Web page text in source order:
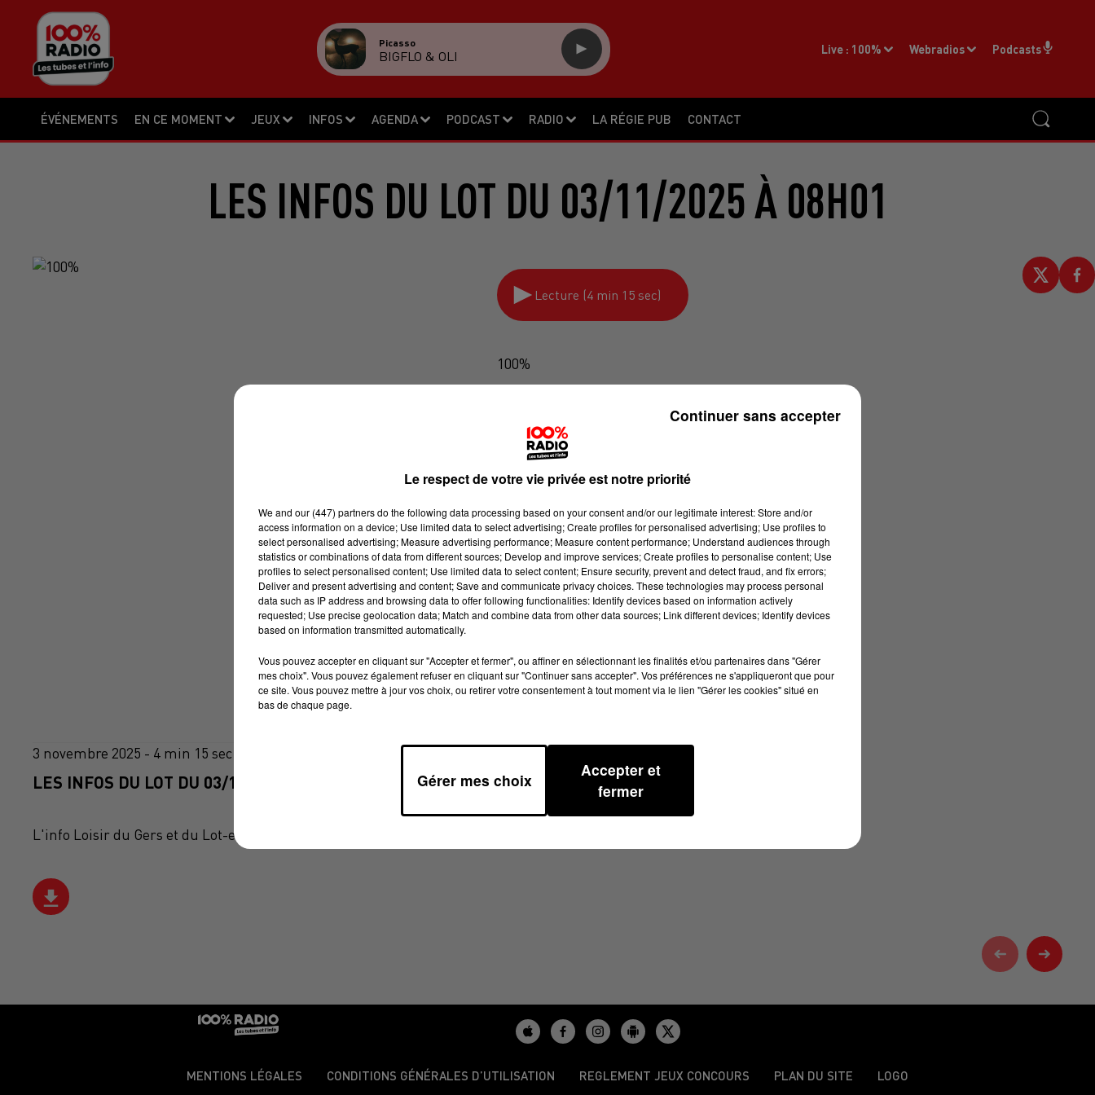
ÉVÉNEMENTS EN CE MOMENT JEUX INFOS AGENDA PODCAST RADIO LA RÉGIE PUB CONTACT
Live : 100% Webradios Podcasts
Picasso
BIGFLO & OLI
LES INFOS DU LOT DU 03/11/2025 À 08H01
Lecture (4 min 15 sec)
100%
3 novembre 2025 - 4 min 15 sec
LES INFOS DU LOT DU 03/11/2025 À 08H01
L'info Loisir du Gers et du Lot-et-Garonne du 03/11/2025
MENTIONS LÉGALES CONDITIONS GÉNÉRALES D’UTILISATION REGLEMENT JEUX CONCOURS PLAN DU SITE LOGO
Le respect de votre vie privée est notre priorité
We and our (447) partnersdo the following data processing based on your consent and/or our legitimate interest: Store and/or
access information on a device; Use limited data to select advertising; Create profiles for personalised advertising; Use profiles to
select personalised advertising; Measure advertising performance; Measure content performance; Understand audiences through
statistics or combinations of data from different sources; Develop and improve services; Create profiles to personalise content; Use
profiles to select personalised content; Use limited data to select content; Ensure security, prevent and detect fraud, and fix errors;
Deliver and present advertising and content; Save and communicate privacy choices. These technologies may process personal
data such as IP address and browsing data to offer following functionalities: Identify devices based on information actively
requested; Use precise geolocation data; Match and combine data from other data sources; Link different devices; Identify devices
based on information transmitted automatically.
Vous pouvez accepter en cliquant sur "Accepter et fermer", ou affiner en sélectionnant les finalités et/ou partenaires dans "Gérer
mes choix". Vous pouvez également refuser en cliquant sur "Continuer sans accepter". Vos préférences ne s'appliqueront que pour
ce site. Vous pouvez mettre à jour vos choix, ou retirer votre consentement à tout moment via le lien "Gérer les cookies" situé en
bas de chaque page.
Gérer mes choix
Accepter et
fermer
Continuer sans accepter